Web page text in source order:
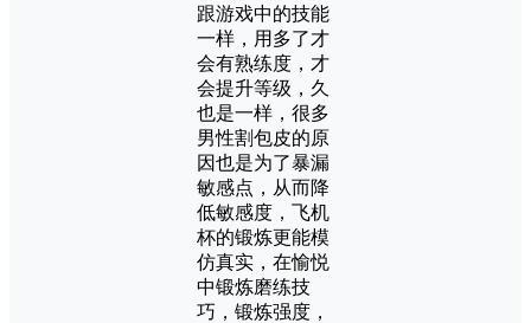
跟游戏中的技能
一样，用多了才
会有熟练度，才
会提升等级，久
也是一样，很多
男性割包皮的原
因也是为了暴漏
敏感点，从而降
低敏感度，飞机
杯的锻炼更能模
仿真实，在愉悦
中锻炼磨练技
巧，锻炼强度，